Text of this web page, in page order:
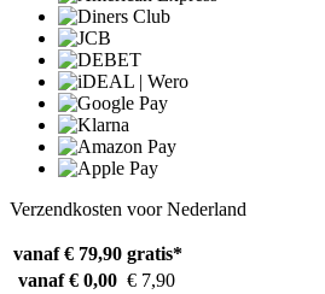
Verzendkosten voor Nederland
vanaf € 79,90 gratis*
vanaf € 0,00 € 7,90